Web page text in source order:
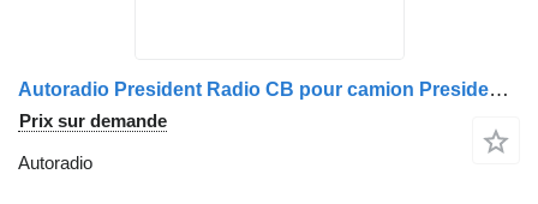
Autoradio President Radio CB pour camion President Taylor3 pentru Volvo
Prix sur demande
Autoradio